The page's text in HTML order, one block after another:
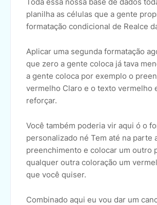
planilha as células que a gente
formatação condicional de Realce
Aplicar uma segunda formatação
que zero a gente coloca já tava
a gente coloca por exemplo o
vermelho Claro e o texto vermelho
reforçar.
Você também poderia vir aqui ó o
personalizado né Tem até na parte
preenchimento e colocar um outro
qualquer outra coloração um
que você quiser.
Combinado aqui eu vou dar um